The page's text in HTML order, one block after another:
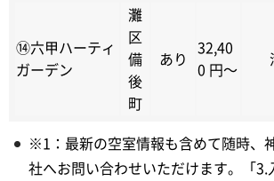
⑭六甲ハーティ
ガーデン
灘
区
備
後
町
あり
32,40
0 円～
※1：最新の空室情報も含めて随時、
社へお問い合わせいただけます。「